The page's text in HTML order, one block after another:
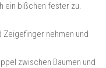
ein bißchen fester zu.
Zeigefinger nehmen und
zwischen Daumen und